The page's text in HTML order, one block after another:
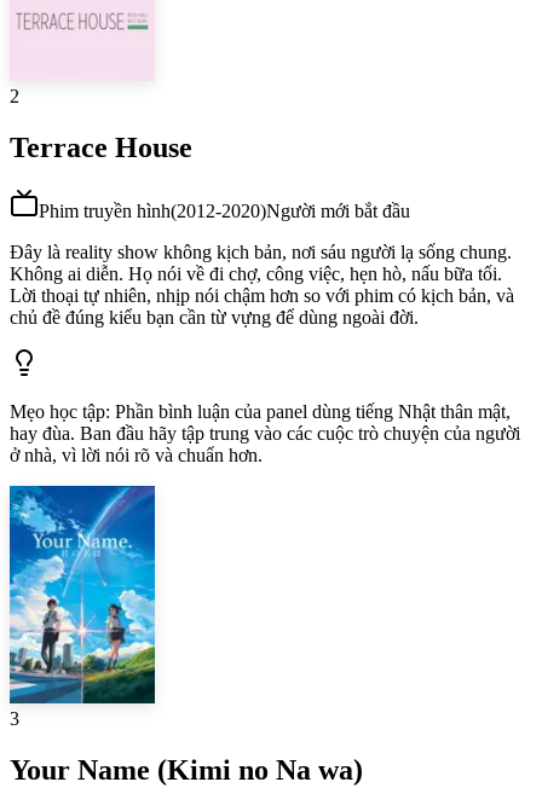
2
Terrace House
Phim truyền hình(2012-2020)Người mới bắt đầu
Đây là reality show không kịch bản, nơi sáu người lạ sống chung.
Không ai diễn. Họ nói về đi chợ, công việc, hẹn hò, nấu bữa tối.
Lời thoại tự nhiên, nhịp nói chậm hơn so với phim có kịch bản, và
chủ đề đúng kiểu bạn cần từ vựng để dùng ngoài đời.
Mẹo học tập: Phần bình luận của panel dùng tiếng Nhật thân mật,
hay đùa. Ban đầu hãy tập trung vào các cuộc trò chuyện của người
ở nhà, vì lời nói rõ và chuẩn hơn.
3
Your Name (Kimi no Na wa)